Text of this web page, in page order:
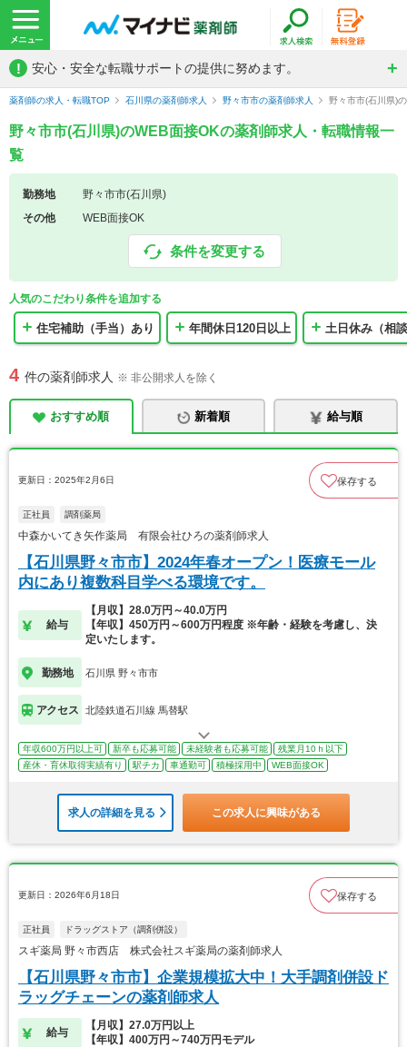
! 安心・安全な転職サポートの提供に努めます。
薬剤師の求人・転職TOP 石川県の薬剤師求人 野々市市の薬剤師求人 野々市市(石川県)
野々市市(石川県)のWEB面接OKの薬剤師求人・転職情報一
覧
勤務地
野々市市(石川県)
その他
WEB面接OK
条件を変更する
人気のこだわり条件を追加する
住宅補助（手当）あり 年間休日120日以上 土日休み（相
4 件の薬剤師求人 ※ 非公開求人を除く
おすすめ順 新着順 給与順
更新日：2025年2月6日 保存する
正社員 調剤薬局
中森かいてき矢作薬局 有限会社ひろの薬剤師求人
【石川県野々市市】2024年春オープン！医療モール
内にあり複数科目学べる環境です。
給与
【月収】28.0万円～40.0万円
【年収】450万円～600万円程度 ※年齢・経験を考慮し、決
定いたします。
勤務地 石川県 野々市市
アクセス 北陸鉄道石川線 馬替駅
年収600万円以上可 新卒も応募可能 未経験者も応募可能
残業月10ｈ以下
産休・育休取得実績有り
駅チカ 車通勤可 積極採用中 WEB面接OK
求人の詳細を見る この求人に興味がある
更新日：2026年6月18日 保存する
正社員 ドラッグストア（調剤併設）
スギ薬局 野々市西店 株式会社スギ薬局の薬剤師求人
【石川県野々市市】企業規模拡大中！大手調剤併設ド
ラッグチェーンの薬剤師求人
給与
【月収】27.0万円以上
【年収】400万円～740万円モデル